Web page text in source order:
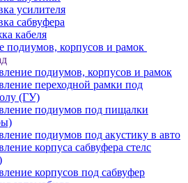
усилителя
сабвуфера
кабеля
подиумов, корпусов и рамок
подиумов, корпусов и рамок
переходной рамки под
(ГУ)
подиумов под пищалки
подиумов под акустику в авто
корпуса сабвуфера стелс
корпусов под сабвуфер